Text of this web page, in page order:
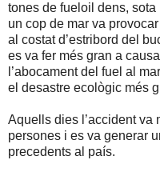
tones de fueloil dens,
un cop de mar va
al costat d’estribord del
es va fer més gran a
l’abocament del fuel al
el desastre ecològic més
Aquells dies l’accident va
persones i es va generar
precedents al país.